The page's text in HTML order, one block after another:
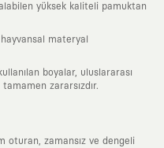
yüksek kaliteli pamuktan
materyal
boyalar, uluslararası
zararsızdır.
oturan, zamansız ve dengeli